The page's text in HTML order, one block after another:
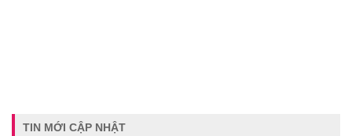
TIN MỚI CẬP NHẬT